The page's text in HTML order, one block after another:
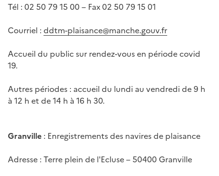
Tél : 02 50 79 15 00 – Fax 02 50 79 15 01
Courriel : ddtm-plaisance@manche.gouv.fr
Accueil du public sur rendez-vous en période covid
19.
Autres périodes : accueil du lundi au vendredi de 9 h
à 12 h et de 14 h à 16 h 30.
Granville : Enregistrements des navires de plaisance
Adresse : Terre plein de l'Ecluse – 50400 Granville